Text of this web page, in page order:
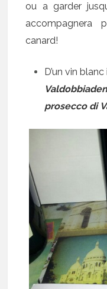
ou a garder
accompagnera
canard!
D’un vin
prosecco di